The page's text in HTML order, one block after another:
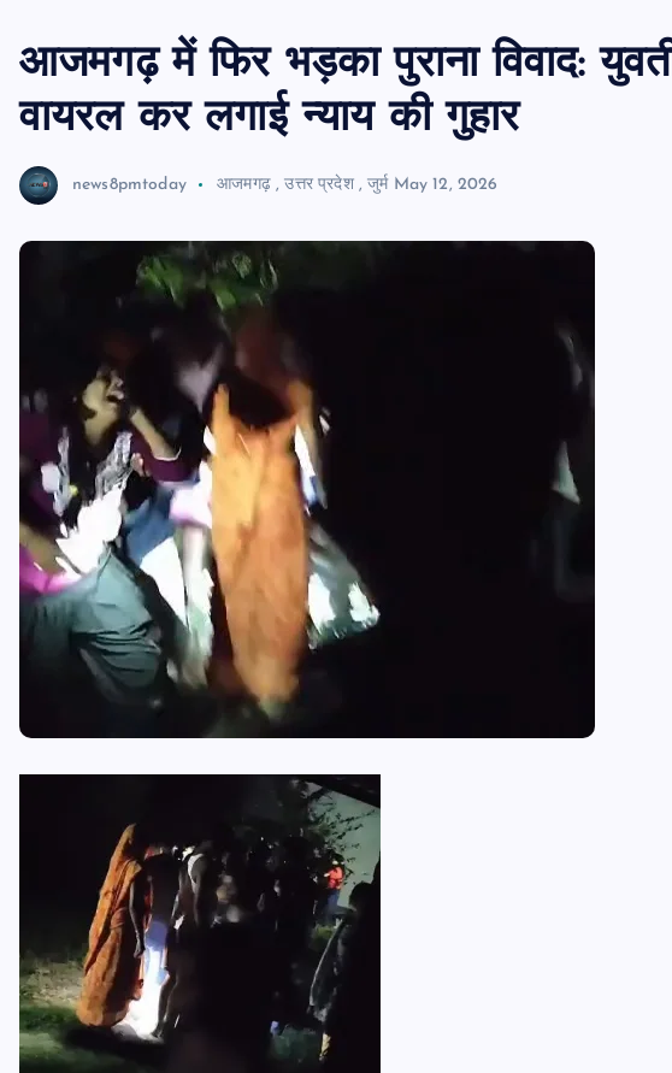
आजमगढ़ में फिर भड़का पुराना विवाद:
वायरल कर लगाई न्याय की गुहार
news8pmtoday आजमगढ़,उत्तर प्रदेश,जुर्म May 12, 2026